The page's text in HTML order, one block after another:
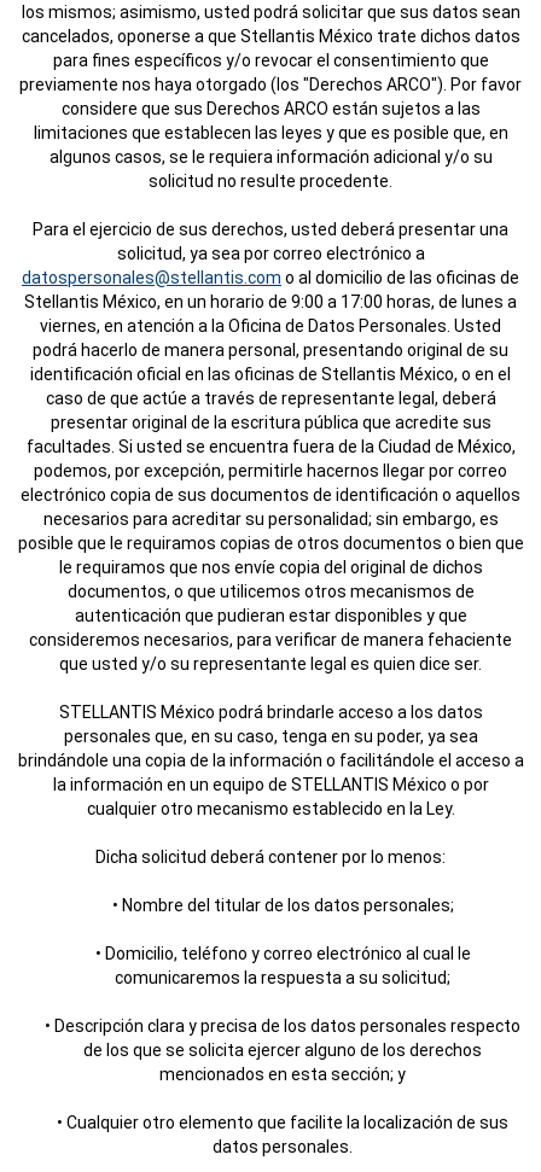
los mismos; asimismo, usted podrá solicitar que sus datos sean
cancelados, oponerse a que Stellantis México trate dichos datos
para fines específicos y/o revocar el consentimiento que
previamente nos haya otorgado (los "Derechos ARCO"). Por favor
considere que sus Derechos ARCO están sujetos a las
limitaciones que establecen las leyes y que es posible que, en
algunos casos, se le requiera información adicional y/o su
solicitud no resulte procedente.
Para el ejercicio de sus derechos, usted deberá presentar una
solicitud, ya sea por correo electrónico a
datospersonales@stellantis.com o al domicilio de las oficinas de
Stellantis México, en un horario de 9:00 a 17:00 horas, de lunes a
viernes, en atención a la Oficina de Datos Personales. Usted
podrá hacerlo de manera personal, presentando original de su
identificación oficial en las oficinas de Stellantis México, o en el
caso de que actúe a través de representante legal, deberá
presentar original de la escritura pública que acredite sus
facultades. Si usted se encuentra fuera de la Ciudad de México,
podemos, por excepción, permitirle hacernos llegar por correo
electrónico copia de sus documentos de identificación o aquellos
necesarios para acreditar su personalidad; sin embargo, es
posible que le requiramos copias de otros documentos o bien que
le requiramos que nos envíe copia del original de dichos
documentos, o que utilicemos otros mecanismos de
autenticación que pudieran estar disponibles y que
consideremos necesarios, para verificar de manera fehaciente
que usted y/o su representante legal es quien dice ser.
STELLANTIS México podrá brindarle acceso a los datos
personales que, en su caso, tenga en su poder, ya sea
brindándole una copia de la información o facilitándole el acceso a
la información en un equipo de STELLANTIS México o por
cualquier otro mecanismo establecido en la Ley.
Dicha solicitud deberá contener por lo menos:
• Nombre del titular de los datos personales;
• Domicilio, teléfono y correo electrónico al cual le
comunicaremos la respuesta a su solicitud;
• Descripción clara y precisa de los datos personales respecto
de los que se solicita ejercer alguno de los derechos
mencionados en esta sección; y
• Cualquier otro elemento que facilite la localización de sus
datos personales.